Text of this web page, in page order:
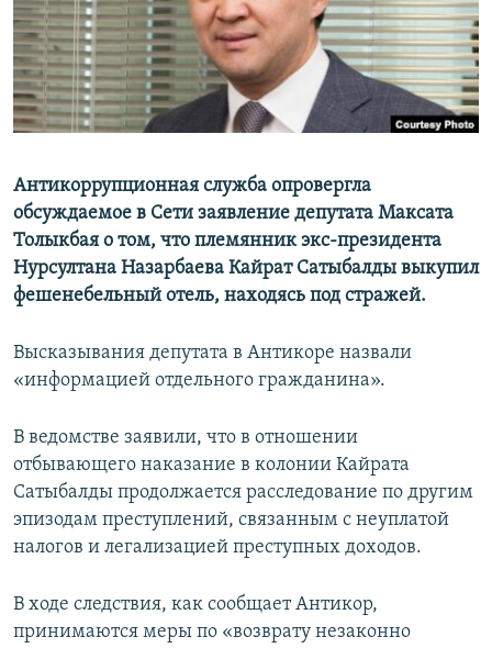
Антикоррупционная служба опровергла
обсуждаемое в Сети заявление депутата Максата
Толыкбая о том, что племянник экс-президента
Нурсултана Назарбаева Кайрат Сатыбалды выкупил
фешенебельный отель, находясь под стражей.
Высказывания депутата в Антикоре назвали
«информацией отдельного гражданина».
В ведомстве заявили, что в отношении
отбывающего наказание в колонии Кайрата
Сатыбалды продолжается расследование по другим
эпизодам преступлений, связанным с неуплатой
налогов и легализацией преступных доходов.
В ходе следствия, как сообщает Антикор,
принимаются меры по «возврату незаконно